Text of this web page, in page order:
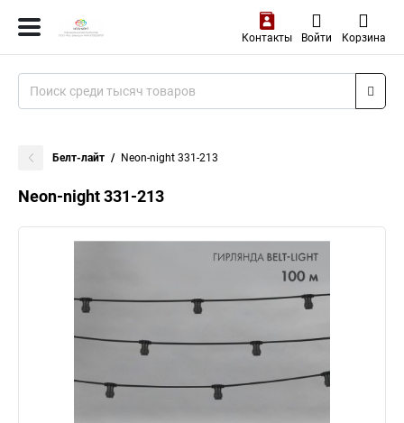
Контакты Войти Корзина
Белт-лайт Neon-night 331-213
Neon-night 331-213